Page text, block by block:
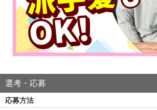
選考・応募
応募方法